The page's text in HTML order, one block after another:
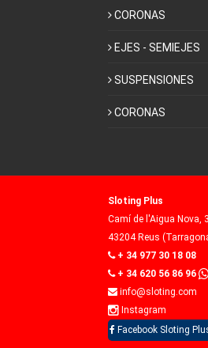
CORONAS
EJES - SEMIEJES
SUSPENSIONES
CORONAS
Sloting Plus
Camí de l'Aigua Nova,
43204 Reus
+ 34 977 30 18 08
+ 34 620 56 86 96
info@sloting.com
Instagram
Facebook Sloting